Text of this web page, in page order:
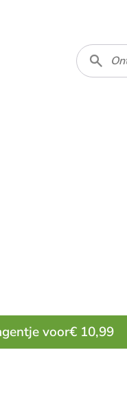
voor€ 10,99